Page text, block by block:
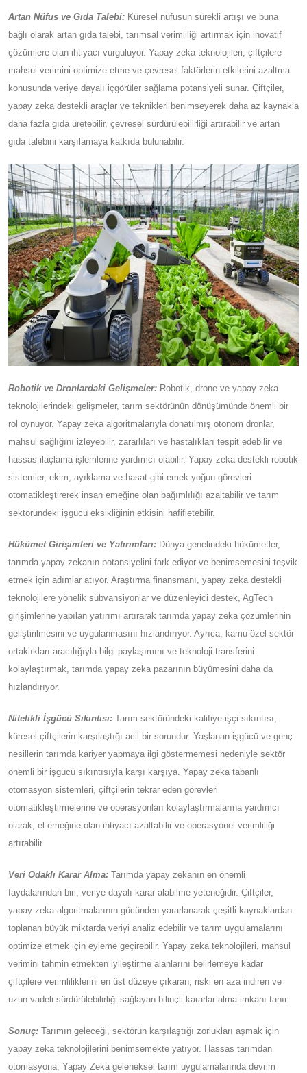
su, gübre ve böcek ilacı gibi kaynakları hassas bir şekilde
hedefleyebilir, israfı en aza indirerek verimi artırabilir ve kârlılığı
sürdürülebilir bir şekilde yükseltebilir.
Artan Nüfus ve Gıda Talebi:Küresel nüfusun sürekli artışı ve
buna bağlı olarak artan gıda talebi, tarımsal verimliliği artırmak
için inovatif çözümlere olan ihtiyacı vurguluyor. Yapay zeka
teknolojileri, çiftçilere mahsul verimini optimize etme ve çevresel
faktörlerin etkilerini azaltma konusunda veriye dayalı içgörüler
sağlama potansiyeli sunar. Çiftçiler, yapay zeka destekli araçlar
ve teknikleri benimseyerek daha az kaynakla daha fazla gıda
üretebilir, çevresel sürdürülebilirliği artırabilir ve artan gıda
talebini karşılamaya katkıda bulunabilir.
Robotik ve Dronlardaki Gelişmeler:Robotik, drone ve yapay
zeka teknolojilerindeki gelişmeler, tarım sektörünün
dönüşümünde önemli bir rol oynuyor. Yapay zeka
izleyebilir, zararlıları ve hastalıkları tespit edebilir ve hassas
ilaçlama işlemlerine yardımcı olabilir. Yapay zeka destekli robotik
sistemler, ekim, ayıklama ve hasat gibi emek yoğun görevleri
otomatikleştirerek insan emeğine olan bağımlılığı azaltabilir ve
tarım sektöründeki işgücü eksikliğinin etkisini hafifletebilir.
Hükümet Girişimleri ve Yatırımları:Dünya genelindeki
hükümetler, tarımda yapay zekanın potansiyelini fark ediyor ve
benimsemesini teşvik etmek için adımlar atıyor. Araştırma
sübvansiyonlar ve düzenleyici destek, AgTech girişimlerine
yapılan yatırımı artırarak tarımda yapay zeka çözümlerinin
geliştirilmesini ve uygulanmasını hızlandırıyor. Ayrıca, kamu-özel
sektör ortaklıkları aracılığıyla bilgi paylaşımını ve teknoloji
transferini kolaylaştırmak, tarımda yapay zeka pazarının
büyümesini daha da hızlandırıyor.
Nitelikli İşgücü Sıkıntısı:
genç nesillerin tarımda kariyer yapmaya ilgi göstermemesi
nedeniyle sektör önemli bir işgücü sıkıntısıyla karşı karşıya. Yapay
zeka tabanlı otomasyon sistemleri, çiftçilerin tekrar eden
görevleri otomatikleştirmelerine ve operasyonları
kolaylaştırmalarına yardımcı olarak, el emeğine olan ihtiyacı
azaltabilir ve operasyonel verimliliği artırabilir.
Veri Odaklı Karar Alma: Tarımda yapay zekanın en önemli
Çiftçiler, yapay zeka algoritmalarının gücünden yararlanarak
çeşitli kaynaklardan toplanan büyük miktarda veriyi analiz